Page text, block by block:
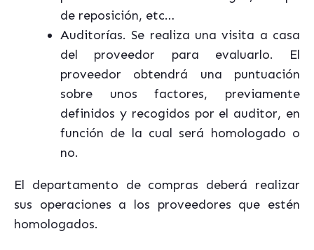
de reposición, etc…
Auditorías. Se realiza una visita a casa
del proveedor para evaluarlo. El
proveedor obtendrá una puntuación
sobre unos factores, previamente
definidos y recogidos por el auditor, en
función de la cual será homologado o
no.
El departamento de compras deberá realizar
sus operaciones a los proveedores que estén
homologados.